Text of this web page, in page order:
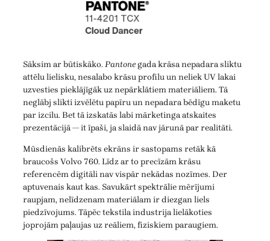
Sāksim ar būtiskāko. Pantonegada krāsa nepadara sliktu
attēlu lielisku, nesalabo krāsu profilu un neliek UV lakai
uzvesties pieklājīgāk uz nepārklātiem materiāliem. Tā
neglābj slikti izvēlētu papīru un nepadara bēdīgu maketu
par izcilu. Bet tā izskatās labi mārketinga atskaites
prezentācijā — it īpaši, ja slaidā nav jārunā par realitāti.
Mūsdienās kalibrēts ekrāns ir sastopams retāk kā
braucošs Volvo 760. Līdz ar to precīzām krāsu
referencēm digitāli nav vispār nekādas nozīmes. Der
aptuvenais kaut kas. Savukārt spektrālie mērījumi
raupjam, nelīdzenam materiālam ir diezgan liels
piedzīvojums. Tāpēc tekstila industrija lielākoties
joprojām paļaujas uz reāliem, fiziskiem paraugiem.